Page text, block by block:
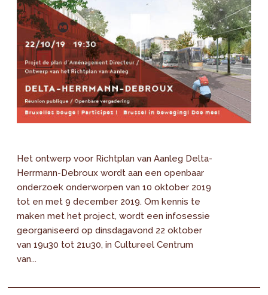
Het ontwerp voor Richtplan van Aanleg Delta-
Herrmann-Debroux wordt aan een openbaar
onderzoek onderworpen van 10 oktober 2019
tot en met 9 december 2019. Om kennis te
maken met het project, wordt een infosessie
georganiseerd op dinsdagavond 22 oktober
van 19u30 tot 21u30, in Cultureel Centrum
van...